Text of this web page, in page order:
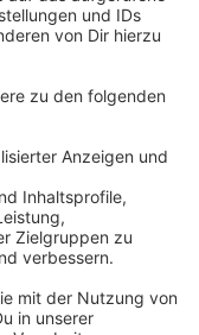
uns erzählt wie
Schulen
Realschule in
Schäden nach